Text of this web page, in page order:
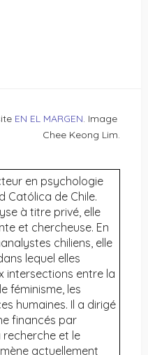
EN EL MARGEN. Image
Chee Keong Lim.
en psychologie
Católica de Chile.
à titre privé, elle
et chercheuse. En
chiliens, elle
lequel elles
intersections entre la
féminisme, les
humaines. Il a dirigé
financés par
recherche et le
actuellement